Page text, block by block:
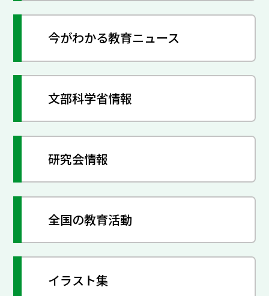
今がわかる教育ニュース
文部科学省情報
研究会情報
全国の教育活動
イラスト集